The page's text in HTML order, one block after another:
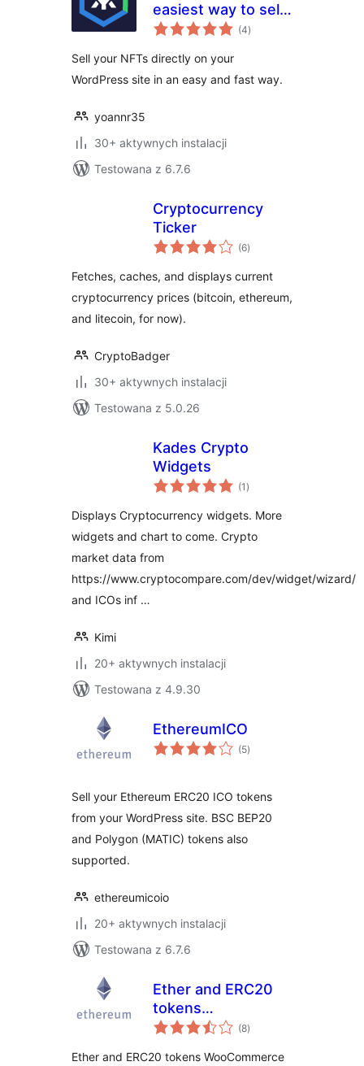
easiest way to sell
your NFTs directly
site
(4wszystkich
ocen
)
Sell your NFTs directly on your
WordPress site in an easy and fast way.
yoannr35
30+ aktywnych instalacji
Testowana z 6.7.6
Cryptocurrency
Ticker
(6wszystkich
ocen
)
Fetches, caches, and displays current
cryptocurrency prices (bitcoin, ethereum,
and litecoin, for now).
CryptoBadger
30+ aktywnych instalacji
Testowana z 5.0.26
Kades Crypto
Widgets
(1 wszystkich
ocen
)
Displays Cryptocurrency widgets. More
widgets and chart to come. Crypto
market data from
https://www.cryptocompare.com/dev/widget/wizard/
and ICOs inf …
Kimi
20+ aktywnych instalacji
Testowana z 4.9.30
EthereumICO
(5wszystkich
ocen
)
Sell your Ethereum ERC20 ICO tokens
from your WordPress site. BSC BEP20
and Polygon (MATIC) tokens also
supported.
ethereumicoio
20+ aktywnych instalacji
Testowana z 6.7.6
Ether and ERC20
tokens
WooCommerce
(8wszystkich
ocen
)
Ether and ERC20 tokens WooCommerce